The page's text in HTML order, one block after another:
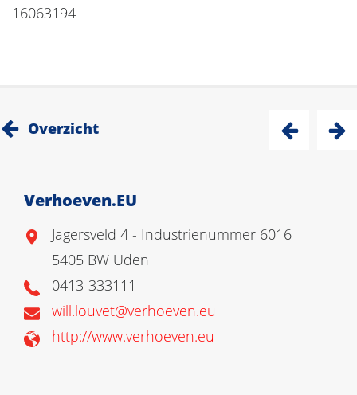
16063194
Overzicht
Verhoeven.EU
Jagersveld 4 - Industrienummer 6016
5405 BW Uden
0413-333111
will.louvet@verhoeven.eu
http://www.verhoeven.eu